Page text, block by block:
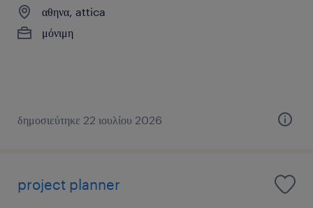
αθηνα, attica
μόνιμη
δημοσιεύτηκε 22 ιουλίου 2026
project planner